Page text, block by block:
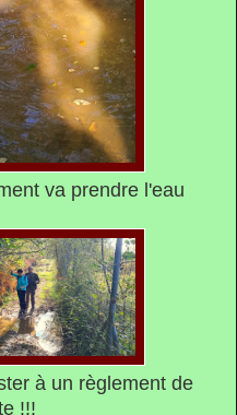
va prendre l'eau
à un règlement de
!!!